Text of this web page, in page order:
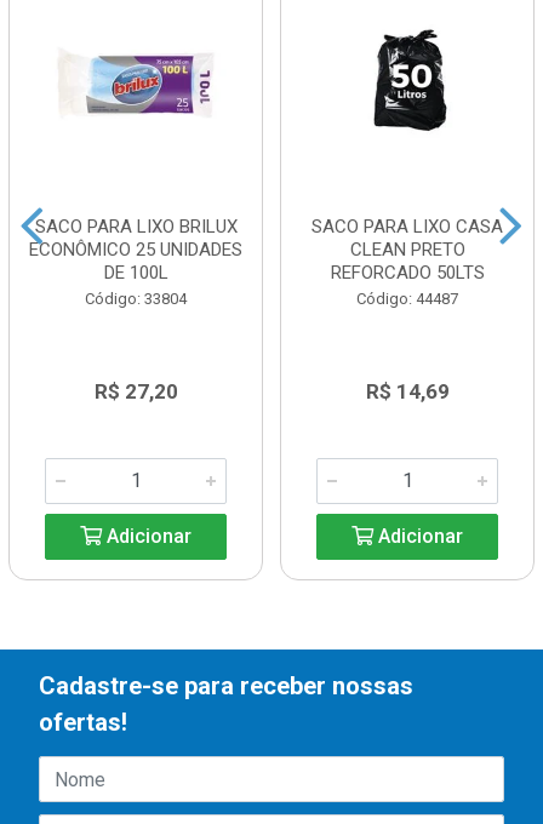
SACO PARA LIXO BRILUX
ECONÔMICO 25 UNIDADES
DE 100L
Código: 33804
R$ 27,20
Adicionar
SACO PARA LIXO CASA
CLEAN PRETO
REFORCADO 50LTS
Código: 44487
R$ 14,69
Adicionar
Cadastre-se para receber nossas
ofertas!